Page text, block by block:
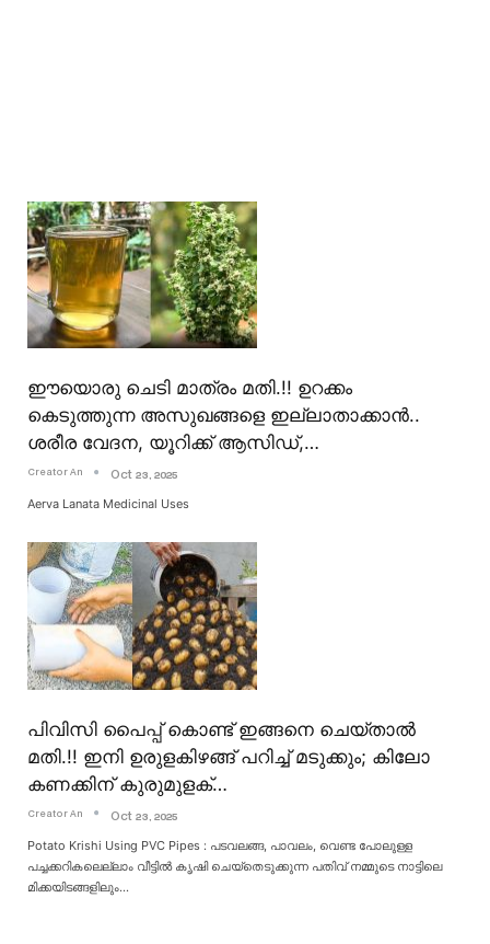
ഈയൊരു ചെടി മാത്രം മതി.!! ഉറക്കം
കെടുത്തുന്ന അസുഖങ്ങളെ ഇല്ലാതാക്കാൻ..
ശരീര വേദന, യൂറിക്ക് ആസിഡ്,…
Creator An Oct 23, 2025
Aerva Lanata Medicinal Uses
പിവിസി പൈപ്പ് കൊണ്ട് ഇങ്ങനെ ചെയ്താൽ
മതി.!! ഇനി ഉരുളകിഴങ്ങ് പറിച്ച് മടുക്കും; കിലോ
കണക്കിന് കുരുമുളക്…
Creator An Oct 23, 2025
Potato Krishi Using PVC Pipes : പടവലങ്ങ, പാവലം, വെണ്ട പോലുള്ള
പച്ചക്കറികലെല്ലാം വീട്ടിൽ കൃഷി ചെയ്തെടുക്കുന്ന പതിവ് നമ്മുടെ നാട്ടിലെ
മിക്കയിടങ്ങളിലും…